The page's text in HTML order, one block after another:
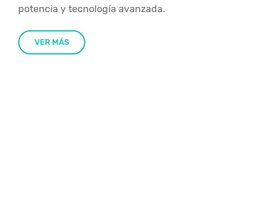
potencia y tecnología avanzada.
VER MÁS